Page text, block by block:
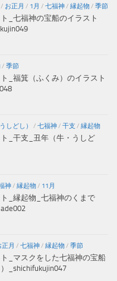
/ お正月 / 1月 / 七福神/ 縁起物/ 季節
_七福神の宝船のイラスト
/ 季節
_福箕（ふくみ）のイラスト
しどし） / 七福神/ 干支 / 縁起物
_干支_丑年（牛・うしど
神/ 縁起物/ 11月
_縁起物_七福神のくまで
正月 / 七福神/ 縁起物/ 季節
_マスクをした七福神の宝船
_shichifukujin047